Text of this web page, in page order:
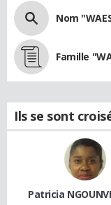
Nom
Famille
Ils se sont
Patricia